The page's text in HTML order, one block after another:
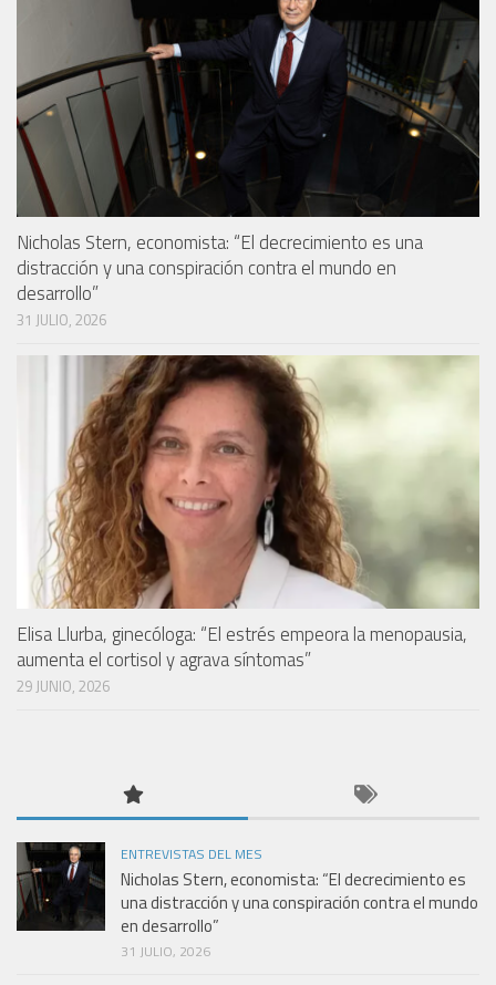
Nicholas Stern, economista: “El decrecimiento es una
distracción y una conspiración contra el mundo en
desarrollo”
31 JULIO, 2026
Elisa Llurba, ginecóloga: “El estrés empeora la menopausia,
aumenta el cortisol y agrava síntomas”
29 JUNIO, 2026
ENTREVISTAS DEL MES
Nicholas Stern, economista: “El decrecimiento es
una distracción y una conspiración contra el mundo
en desarrollo”
31 JULIO, 2026